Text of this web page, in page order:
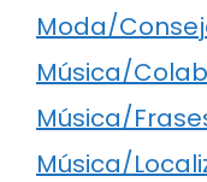
Moda/
Música/
Música/
Música/